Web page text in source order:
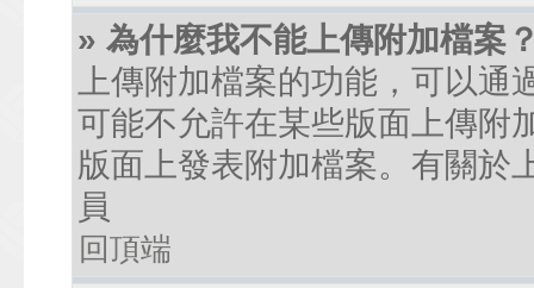
» 為什麼我不能上傳附加檔案
上傳附加檔案的功能，可以
可能不允許在某些版面上傳附
版面上發表附加檔案。有關於
員
回頂端